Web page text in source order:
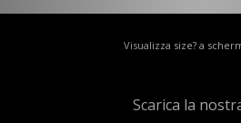
Visualizza size? a
Scarica la